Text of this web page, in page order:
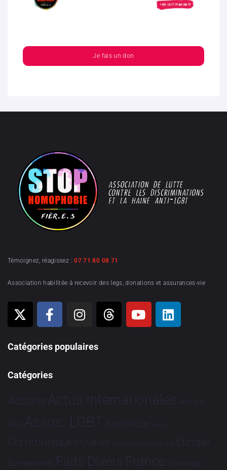
Je fais un don
Témoignez, réagissez :07 71 80 08 71
Association habilitée à recevoir des legs, donations et assurances-vie
Catégories populaires
Catégories
Actions Actus Internationales Afrique
Asie Assos. LGBT Bioéthique Brève
Communiqués Culture Dialogues France-Brésil Europe
Evénements Faits Divers France Hommage